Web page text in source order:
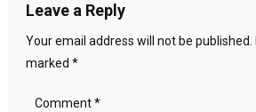
Leave a Reply
Your email address will not be published.
marked *
Comment*